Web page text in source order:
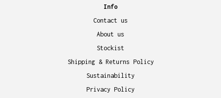
Info
Contact us
About us
Stockist
Shipping & Returns Policy
Sustainability
Privacy Policy